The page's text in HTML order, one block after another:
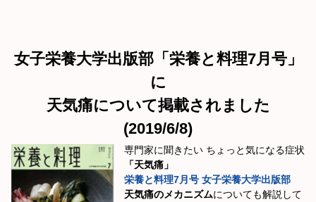
女子栄養大学出版部「栄養と料理7月号」
に
天気痛について掲載されました
(2019/6/8)
専門家に聞きたい ちょっと気になる症状
「天気痛」
栄養と料理7月号 女子栄養大学出版部
天気痛のメカニズムについても解説して